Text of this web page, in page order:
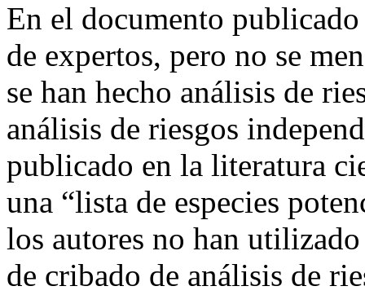
En el documento
de expertos, pero no se
se han hecho análisis de
análisis de riesgos
publicado en la literatura
una “lista de especies
los autores no han
de cribado de análisis de